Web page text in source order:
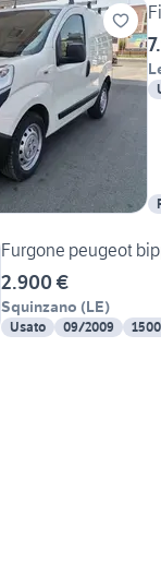
Furgone peugeot
2.900 €
Squinzano (LE)
Usato 09/2009